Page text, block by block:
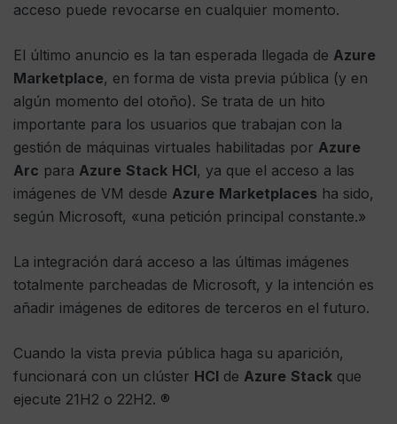
acceso puede revocarse en cualquier momento.
El último anuncio es la tan esperada llegada de Azure
Marketplace, en forma de vista previa pública (y en
algún momento del otoño). Se trata de un hito
importante para los usuarios que trabajan con la
gestión de máquinas virtuales habilitadas por Azure
Arc para Azure Stack HCI, ya que el acceso a las
imágenes de VM desde Azure Marketplaces ha sido,
según Microsoft, «una petición principal constante.»
La integración dará acceso a las últimas imágenes
totalmente parcheadas de Microsoft, y la intención es
añadir imágenes de editores de terceros en el futuro.
Cuando la vista previa pública haga su aparición,
funcionará con un clúster HCI de Azure Stack que
ejecute 21H2 o 22H2. ®